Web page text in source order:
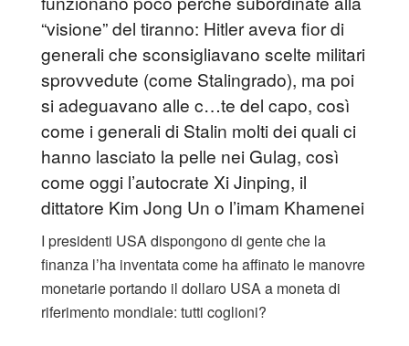
“visione” del tiranno: Hitler aveva fior di
generali che sconsigliavano scelte militari
sprovvedute (come Stalingrado), ma poi
si adeguavano alle c…te del capo, così
come i generali di Stalin molti dei quali ci
hanno lasciato la pelle nei Gulag, così
come oggi l’autocrate Xi Jinping, il
dittatore Kim Jong Un o l’imam Khamenei
I presidenti USA dispongono di gente che la
finanza l’ha inventata come ha affinato le manovre
monetarie portando il dollaro USA a moneta di
riferimento mondiale: tutti coglioni?